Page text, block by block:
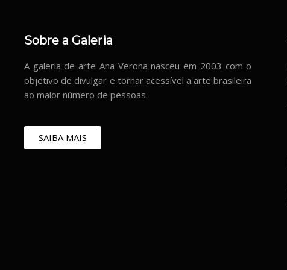
Sobre a Galeria
A galeria de arte Ana Verona nasceu em 2003 com o
objetivo de divulgar e tornar acessível a arte brasileira
ao maior número de pessoas.
SAIBA MAIS